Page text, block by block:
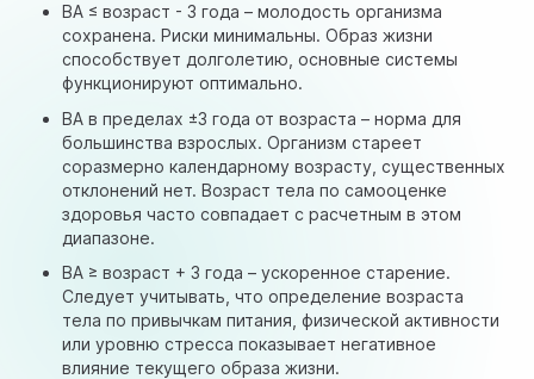
BA ≤ возраст - 3 года – молодость организма
сохранена. Риски минимальны. Образ жизни
способствует долголетию, основные системы
функционируют оптимально.
BA в пределах ±3 года от возраста – норма для
большинства взрослых. Организм стареет
соразмерно календарному возрасту, существенных
отклонений нет. Возраст тела по самооценке
здоровья часто совпадает с расчетным в этом
диапазоне.
BA ≥ возраст + 3 года – ускоренное старение.
Следует учитывать, что определение возраста
тела по привычкам питания, физической активности
или уровню стресса показывает негативное
влияние текущего образа жизни.